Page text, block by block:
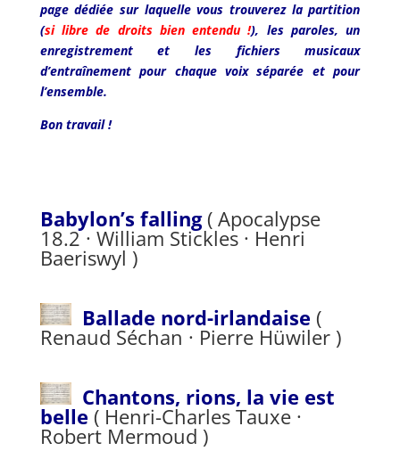
page dédiée sur laquelle vous trouverez la partition
(si libre de droits bien entendu !), les paroles, un
enregistrement et les fichiers musicaux
d’entraînement pour chaque voix séparée et pour
l’ensemble.
Bon travail !
Babylon’s falling ( Apocalypse
18.2 · William Stickles · Henri
Baeriswyl )
Ballade nord-irlandaise (
Renaud Séchan · Pierre Hüwiler )
Chantons, rions, la vie est
belle ( Henri-Charles Tauxe ·
Robert Mermoud )